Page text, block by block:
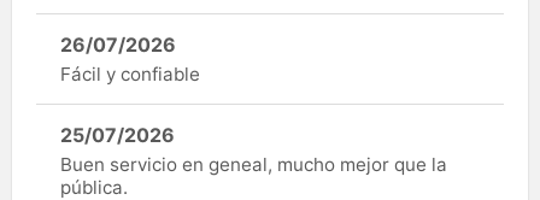
26/07/2026
Fácil y confiable
25/07/2026
Buen servicio en geneal, mucho mejor que la
pública.